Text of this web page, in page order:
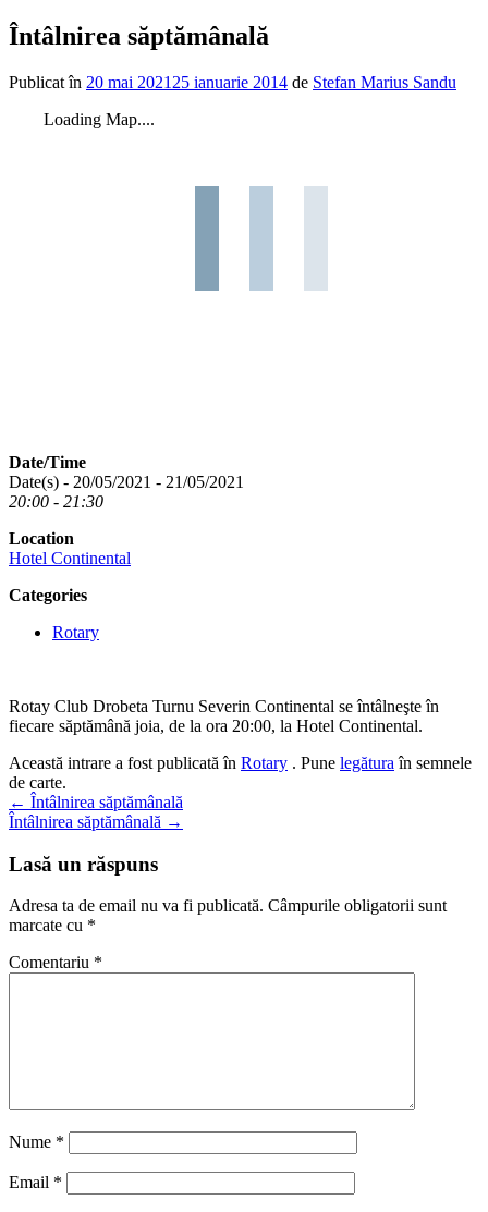
Întâlnirea săptămânală
Publicat în 20 mai 2021 25 ianuarie 2014 de Stefan Marius Sandu
Loading Map....
Date/Time
Date(s) - 20/05/2021 - 21/05/2021
20:00 - 21:30
Location
Hotel Continental
Categories
Rotary
Rotay Club Drobeta Turnu Severin Continental se întâlneşte în
fiecare săptămână joia, de la ora 20:00, la Hotel Continental.
Această intrare a fost publicată în Rotary . Pune legătura în semnele
de carte.
Navigare
în
articole
← Întâlnirea săptămânală
Întâlnirea săptămânală →
Lasă un răspuns
Adresa ta de email nu va fi publicată. Câmpurile obligatorii sunt
marcate cu *
Comentariu *
Nume *
Email *